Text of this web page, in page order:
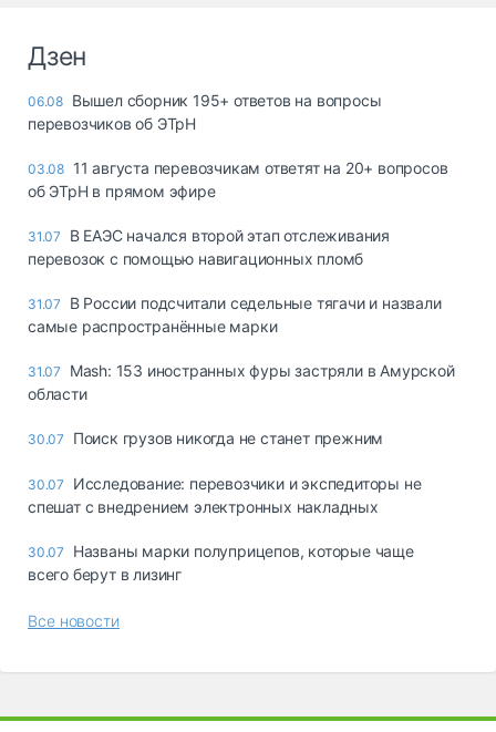
Дзен
06.08 Вышел сборник 195+ ответов на вопросы
перевозчиков об ЭТрН
03.08 11 августа перевозчикам ответят на 20+ вопросов
об ЭТрН в прямом эфире
31.07
В ЕАЭС начался второй этап отслеживания
перевозок с помощью навигационных пломб
31.07
В России подсчитали седельные тягачи и назвали
самые распространённые марки
31.07
Mash: 153 иностранных фуры застряли в Амурской
области
30.07 Поиск грузов никогда не станет прежним
30.07
Исследование: перевозчики и экспедиторы не
спешат с внедрением электронных накладных
30.07
Названы марки полуприцепов, которые чаще
всего берут в лизинг
Все новости